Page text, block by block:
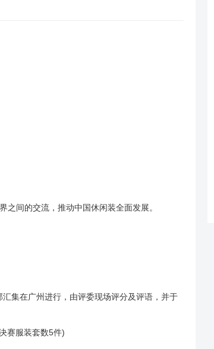
间的交流，推动中国休闲装全面发展。
集在广州进行，由评委现场评分及评语，并于
赛服装套数5件)